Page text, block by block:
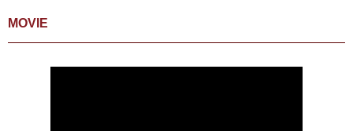
MOVIE